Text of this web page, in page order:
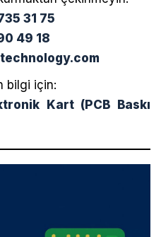
31 75
49 18
bilgi için:
Kart (PCB Baskı